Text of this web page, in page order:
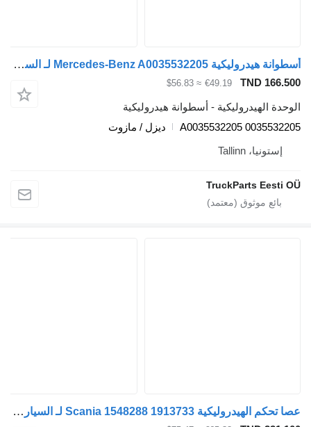
أسطوانة هيدروليكية Mercedes-Benz A0035532205 لـ السيارات القاطرة Mercedes-Benz Actros MP4 Antos Arocs (2012-)
TND
€49.19
≈ $56.83
الهيدروليكية - أسطوانة هيدروليكية
A0035532205
ديزل / مازوت
إستونيا، Tallinn
TruckParts Eesti
عصا تحكم الهيدروليكية Scania 1548288 1913733 لـ السيارات القاطرة Scania P,G,R,T-series (2004-2017)